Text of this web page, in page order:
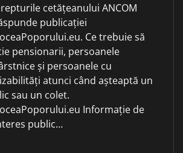
cetățeanului ANCOM
publicației
Ce trebuie să
pensionarii, persoanele
și persoanele cu
atunci când așteaptă un
sau un colet.
Informație de
public…